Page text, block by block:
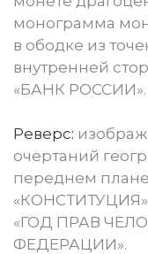
монограмма
в ободке из
внутренней
«БАНК РОССИИ».
Реверс:
очертаний
переднем
«ГОД ПРАВ
ФЕДЕРАЦИИ».